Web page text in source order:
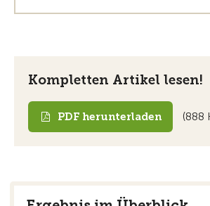
Kompletten Artikel lesen!
PDF herunterladen (888